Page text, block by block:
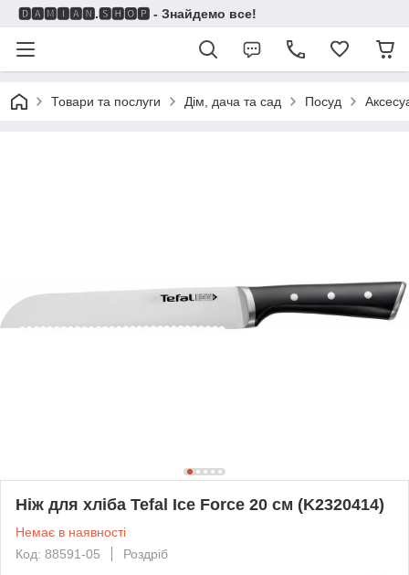
🅳🅰🅼🅸🅰🅽.🆂🅷🅾🅿 - Знайдемо все!
Товари та послуги Дім, дача та сад Посуд
Ніж для хліба Tefal Ice Force 20 см (K2320414)
Немає в наявності
Код: 88591-05
Роздріб